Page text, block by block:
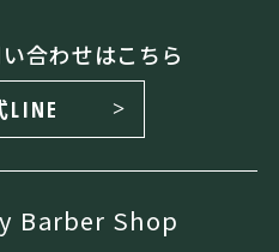
合わせはこちら
LINE
Barber Shop